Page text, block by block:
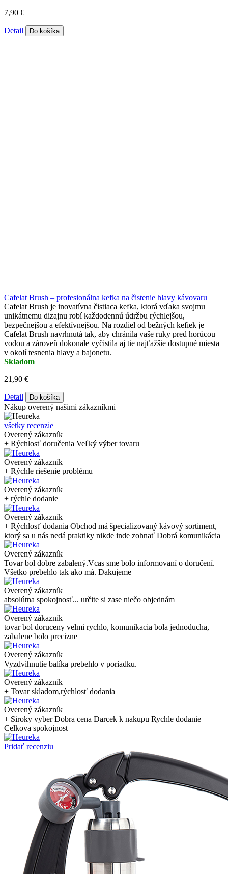
7,90 €
Detail Do košíka
Cafelat Brush – profesionálna kefka na čistenie hlavy kávovaru
Cafelat Brush je inovatívna čistiaca kefka, ktorá vďaka svojmu
unikátnemu dizajnu robí každodennú údržbu rýchlejšou,
bezpečnejšou a efektívnejšou. Na rozdiel od bežných kefiek je
Cafelat Brush navrhnutá tak, aby chránila vaše ruky pred horúcou
vodou a zároveň dokonale vyčistila aj tie najťažšie dostupné miesta
v okolí tesnenia hlavy a bajonetu.
Skladom
21,90 €
Detail Do košíka
Nákup overený našimi zákazníkmi
všetky recenzie
Overený zákazník
+ Rýchlosť doručenia Veľký výber tovaru
Overený zákazník
+ Rýchle riešenie problému
Overený zákazník
+ rýchle dodanie
Overený zákazník
+ Rýchlosť dodania Obchod má špecializovaný kávový sortiment,
ktorý sa u nás nedá praktiky nikde inde zohnať Dobrá komunikácia
Overený zákazník
Tovar bol dobre zabalený.Vcas sme bolo informovaní o doručení.
Všetko prebehlo tak ako má. Dakujeme
Overený zákazník
absolútna spokojnosť... určite si zase niečo objednám
Overený zákazník
tovar bol doruceny velmi rychlo, komunikacia bola jednoducha,
zabalene bolo precizne
Overený zákazník
Vyzdvihnutie balíka prebehlo v poriadku.
Overený zákazník
+ Tovar skladom,rýchlosť dodania
Overený zákazník
+ Siroky vyber Dobra cena Darcek k nakupu Rychle dodanie
Celkova spokojnost
Pridať recenziu